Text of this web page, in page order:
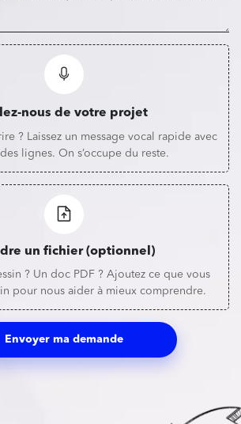
nous de votre projet
? Laissez un message vocal rapide avec
lignes. On s’occupe du reste.
un fichier (optionnel)
? Un doc PDF ? Ajoutez ce que vous
pour nous aider à mieux comprendre.
Envoyer ma demande